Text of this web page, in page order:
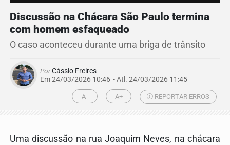
Discussão na Chácara São Paulo termina
com homem esfaqueado
O caso aconteceu durante uma briga de trânsito
PorCássio Freires
Em 24/03/2026 10:46 - Atl. 24/03/2026 11:45
A- A+ REPORTAR ERROS
Uma discussão na rua Joaquim Neves, na chácara